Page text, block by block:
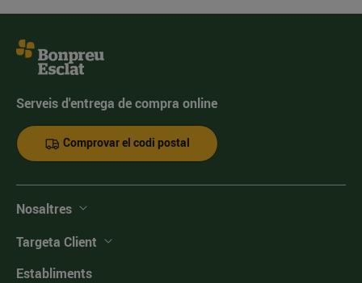
Serveis d'entrega de compra online
Comprovar el codi postal
Nosaltres
Targeta Client
Establiments